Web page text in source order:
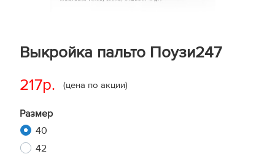
Выкройка пальто Поузи247
217р. (цена по акции)
Размер
40
42